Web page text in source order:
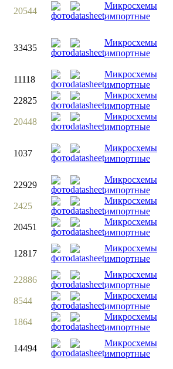
20544
Микросхемы
импортные
33435
Микросхемы
импортные
11118
Микросхемы
импортные
22825
Микросхемы
импортные
20448
Микросхемы
импортные
1037
Микросхемы
импортные
22929
Микросхемы
импортные
2425
Микросхемы
импортные
20451
Микросхемы
импортные
12817
Микросхемы
импортные
22886
Микросхемы
импортные
8544
Микросхемы
импортные
1864
Микросхемы
импортные
14494
Микросхемы
импортные